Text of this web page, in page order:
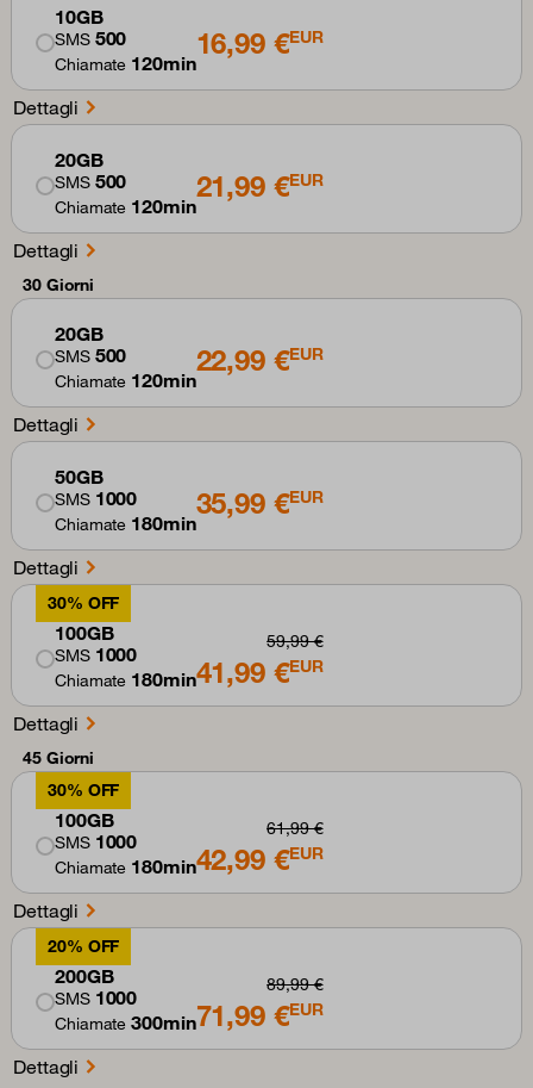
10GB
SMS 500
Chiamate 120min
16,99 €EUR
Dettagli
20GB
SMS 500
Chiamate 120min
21,99 €EUR
Dettagli
30 Giorni
20GB
SMS 500
Chiamate 120min
22,99 €EUR
Dettagli
50GB
SMS 1000
Chiamate 180min
35,99 €EUR
Dettagli
30% OFF
100GB
SMS 1000
Chiamate 180min
59,99 €
41,99 €EUR
Dettagli
45 Giorni
30% OFF
100GB
SMS 1000
Chiamate 180min
61,99 €
42,99 €EUR
Dettagli
20% OFF
200GB
SMS 1000
Chiamate300min
89,99 €
71,99 €EUR
Dettagli